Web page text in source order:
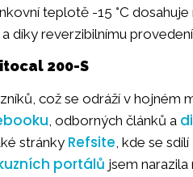
teplotě -15 °C
díky reverzibilnímu
200-S
což se odráží v hojném
, odborných článků a
stránky Refsite, kde se
portálů jsem